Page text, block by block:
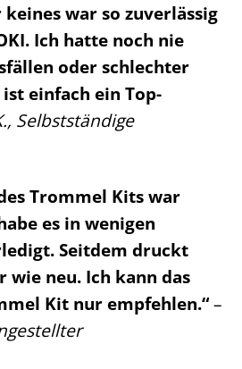
war so zuverlässig
Ich hatte noch nie
oder schlechter
einfach ein Top-
Selbstständige
Trommel Kits war
es in wenigen
Seitdem druckt
wie neu. Ich kann das
Kit nur empfehlen.“–